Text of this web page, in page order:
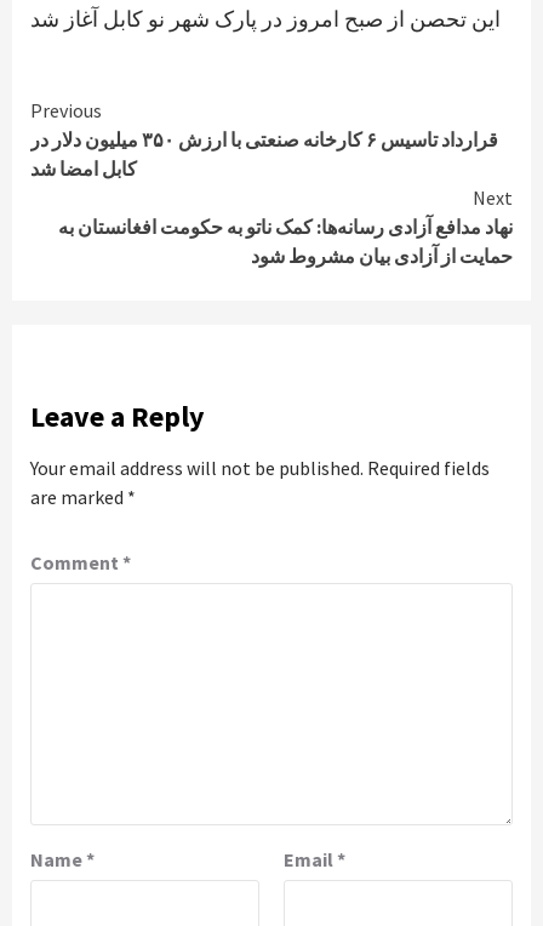
این تحصن از صبح امروز در پارک شهر نو کابل آغاز شد
Continue
Reading
Previous
قرارداد تاسیس ۶ کارخانه صنعتی با ارزش ۳۵۰ میلیون دلار در
کابل امضا شد
Next
نهاد مدافع آزادی رسانه‌ها: کمک ناتو به حکومت افغانستان به
حمایت از آزادی بیان مشروط شود
Leave a Reply
Your email address will not be published. Required fields
are marked *
Comment *
Name* Email *